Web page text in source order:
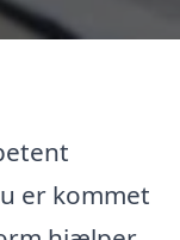
er kommet